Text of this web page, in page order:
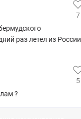
7
раз летел из России
5
?